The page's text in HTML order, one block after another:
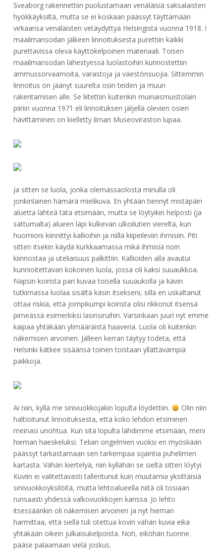
Sveaborg rakennettiin puolustamaan venäläisiä saksalaisten
hyökkäyksiltä, mutta se ei koskaan päässyt täyttämään
virkaansa venäläisten vetäydyttyä Helsingistä vuonna 1918. I
maailmansodan jälkeen linnoituksesta purettiin kaikki
purettavissa oleva käyttökelpoinen materiaali. Toisen
maailmansodan lähestyessä luolastoihin kunnostettiin
ammussorvaamoita, varastoja ja väestönsuojia. Sittemmin
linnoitus on jäänyt suurelta osin teiden ja muun
rakentamisen alle. Se liitettiin kuitenkin muinaismuistolain
piiriin vuonna 1971 eli linnoituksen jäljellä olevien osien
hävittäminen on kielletty ilman Museoviraston lupaa.
Ja sitten se luola, jonka olemassaolosta minulla oli
jonkinlainen hämärä mielikuva. En yhtään tiennyt mistäpäin
aluetta lähteä tätä etsimään, mutta se löytyikin helposti (ja
sattumalta) alueen läpi kulkevan ulkoilutien viereltä, kun
huomioni kiinnittyi kallioihin ja niillä kiipeileviin ihmisiin. Piti
sitten itsekin käydä kurkkaamassa mikä ihmisiä noin
kiinnostaa ja uteliaisuus palkittiin. Kallioiden alla avautui
kunnioitettavan kokoinen luola, jossa oli kaksi suuaukkoa.
Napsin koirista pari kuvaa toisella suuaukolla ja kävin
tutkimassa luolaa sisältä käsin itsekseni, sillä en uskaltanut
ottaa riskiä, että jompikumpi koirista olisi rikkonut itsensä
pimeässä esimerkiksi lasinsiruihin. Varsinkaan juuri nyt emme
kaipaa yhtäkään ylimääräistä haaveria. Luola oli kuitenkin
näkemisen arvoinen. Jälleen kerran täytyy todeta, että
Helsinki kätkee sisäänsä toinen toistaan yllättävämpiä
paikkoja.
Ai niin, kyllä me sinivuokkojakin lopulta löydettiin.
Olin niin
haltioitunut linnoituksesta, että koko lehdon etsiminen
meinasi unohtua. Kun sitä lopulta lähdimme etsimään, meni
hieman haeskeluksi. Telian ongelmien vuoksi en myöskään
päässyt tarkastamaan sen tarkempaa sijaintia puhelimen
kartasta. Vähän kiertelyä, niin kyllähän se sieltä sitten löytyi.
Kuviin ei valitettavasti tallentunut kuin muutamia yksittäisiä
sinivuokkoyksilöitä, mutta lehtoalueella niitä oli tosiaan
runsaasti yhdessä valkovuokkojen kanssa. Jo lehto
itsessäänkin oli näkemisen arvoinen ja nyt hieman
harmittaa, että siellä tuli otettua kovin vähän kuvia eikä
yhtäkään oikein julkaisukelpoista. Noh, eiköhän tuonne
pääse palaamaan vielä joskus.